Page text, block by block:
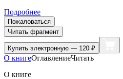
Подробнее
Пожаловаться
Читать фрагмент
Купить электронную — 120 ₽
О книгеОглавлениеЧитать
О книге